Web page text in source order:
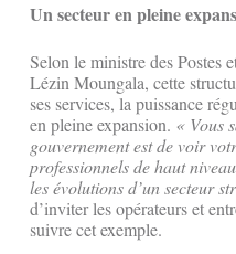
Un secteur en pleine
Selon le ministre des Postes
Lézin Moungala, cette
ses services, la puissance
en pleine expansion. « Vous
gouvernement est de voir
professionnels de haut
les évolutions d’un secteur
d’inviter les opérateurs et
suivre cet exemple.